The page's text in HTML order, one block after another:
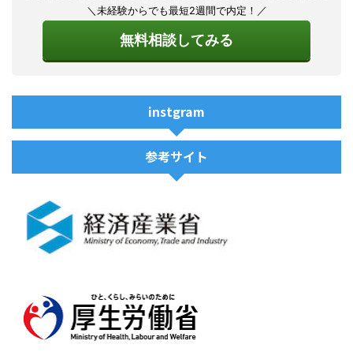
＼未経験からでも最短2週間で内定！／
無料相談してみる
instgram
参考サイト